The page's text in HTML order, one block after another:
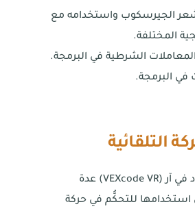
الجيرسكوب واستخدامه مع
المختلفة.
الشرطية في البرمجة.
في البرمجة.
التلقائية
يوجد في فيكس كود في آر (VEXcode VR) عدة
للتحكُّم في حركة